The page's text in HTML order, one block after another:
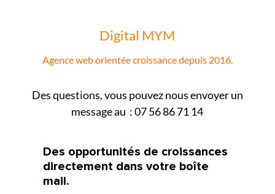
Digital MYM
Agence web orientée croissance depuis 2016.
Des questions, vous pouvez nous envoyer un
message au : 07 56 86 71 14
Des opportunités de croissances
directement dans votre boîte
mail.